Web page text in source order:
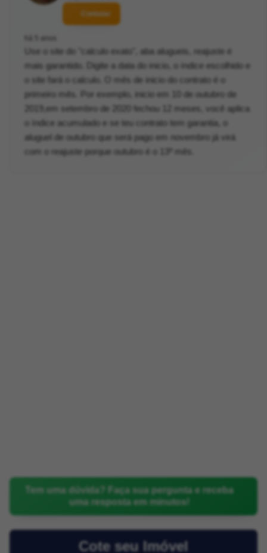
Contatar
Use o site do "calculo exato", aba alugueis, reajuste é
mais garantido. Digite a data do inicio, o índice escolhido e
o site fará o calculo. O mês de inicio do contrato é o
primeiro mês. Por exemplo, inicio em 10 de outubro de
2019,em setembro de 2020 fechou 12 meses, você aplica
o índice acumulado e se teu contrato tem garantia, o
aluguel de outubro que será pago em novembro já virá
com o reajuste porque outubro é o 13º mês.
Tem uma dúvida? Faça sua pergunta e receba
uma resposta em minutos!
Cote seu Imóvel